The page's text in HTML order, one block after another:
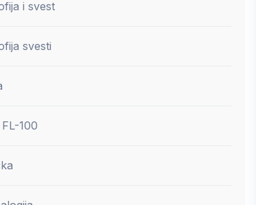
i svest
svesti
100